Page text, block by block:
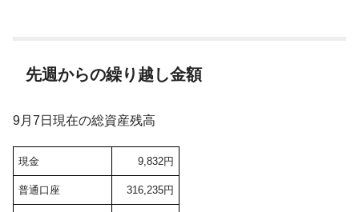
先週からの繰り越し金額
9月7日現在の総資産残高
現金 9,832円
普通口座 316,235円